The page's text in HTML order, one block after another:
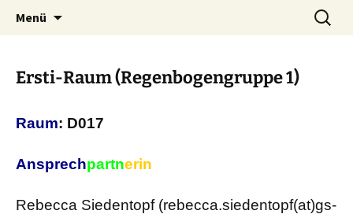
Menü
Suchen
nach:
Ersti-Raum (Regenbogengruppe 1)
Raum: D017
Ansprechpartnerin
Rebecca Siedentopf (rebecca.siedentopf(at)gs-